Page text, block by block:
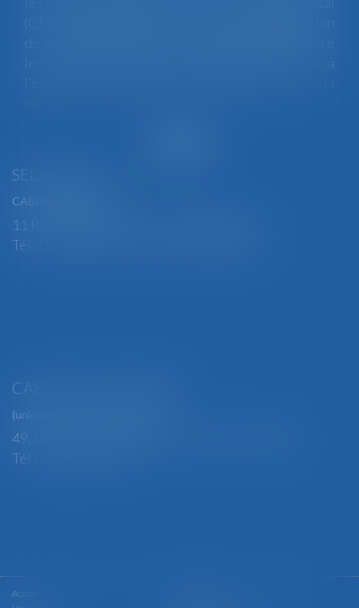
(CESE) a adopté ce jour son avis sur la proposition
de loi visant à lutter de manière intégrale contre
les violences sexistes et sexuelles commises à
l'encontre des femmes et des enfants...
SELARL BGBJ
CABINET PRINCIPAL
11 Place Edmond Henry - 88000 ÉPINAL
Tél : 03 29 82 29 04 - Fax : 03 29 64 06 84
CABINET SECONDAIRE
(uniquement sur rendez-vous)
49, rue Thiers - 88100 SAINT-DIÉ DES VOSGES
Tél : 03 29 56 15 98
Accueil